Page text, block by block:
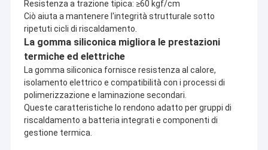
Nastro dell'isolamento del panno di vetro
Nastro termoresistente dell'isolamento
Nastro adesivo del panno di vetro
Nastro adesivo del film del Polyimide
Nastro adesivo del di alluminio
Resistenza a trazione tipica: ≥60 kgf/cm
Ciò aiuta a mantenere l'integrità strutturale sotto
ripetuti cicli di riscaldamento.
La gomma siliconica migliora le prestazioni
termiche ed elettriche
La gomma siliconica fornisce resistenza al calore,
isolamento elettrico e compatibilità con i processi di
polimerizzazione e laminazione secondari.
Queste caratteristiche lo rendono adatto per gruppi di
riscaldamento a batteria integrati e componenti di
gestione termica.
priorità ai nostri clienti in ogni fase, dalla comunicazione
all'esecuzione. Il nostro servizio affidabile e reattivo ha stabilito
forti ponti di fiducia tra acquirenti internazionali e fornitori
nazionali di qualità, costruendo una rete di fornitura globale
stabile ed estesa.
· Prevendita: Pianificazione di precisione
Conosciamo a fondo le vostre esigenze e forniamo una
consulenza accurata con soluzioni personalizzate.
· Durante le vendite: esecuzione efficiente
Collaboriamo in totale trasparenza, controlliamo rigorosamente
la qualità e i tempi di consegna e garantiamo un avanzamento
regolare del processo.
· Post-vendita: supporto continuo